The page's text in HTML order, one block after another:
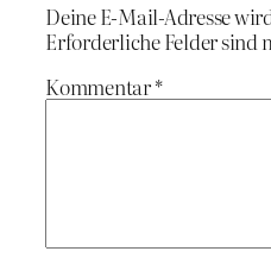
Deine E-Mail-Adresse
Erforderliche Felder sind
Kommentar*